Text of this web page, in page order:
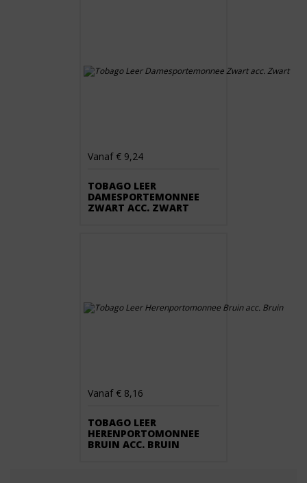
Vanaf € 9,24
TOBAGO LEER
DAMESPORTEMONNEE
ZWART ACC. ZWART
Vanaf € 8,16
TOBAGO LEER
HERENPORTOMONNEE
BRUIN ACC. BRUIN